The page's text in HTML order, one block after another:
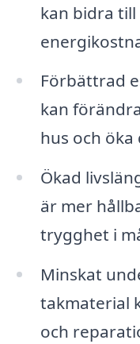
kan bidra
Förbättrad
kan
hus och öka
Ökad
är mer
trygghet i
Minskat
takmaterial
och